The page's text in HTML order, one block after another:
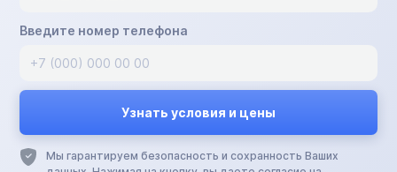
Введите номер телефона
Мы гарантируем безопасность и сохранность Ваших